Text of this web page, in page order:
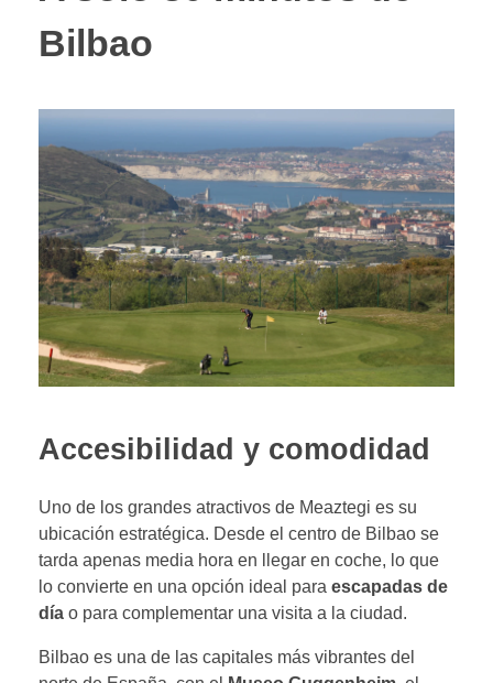
Bilbao
Accesibilidad y comodidad
Uno de los grandes atractivos de Meaztegi es su
ubicación estratégica. Desde el centro de Bilbao se
tarda apenas media hora en llegar en coche, lo que
lo convierte en una opción ideal para escapadas de
día o para complementar una visita a la ciudad.
Bilbao es una de las capitales más vibrantes del